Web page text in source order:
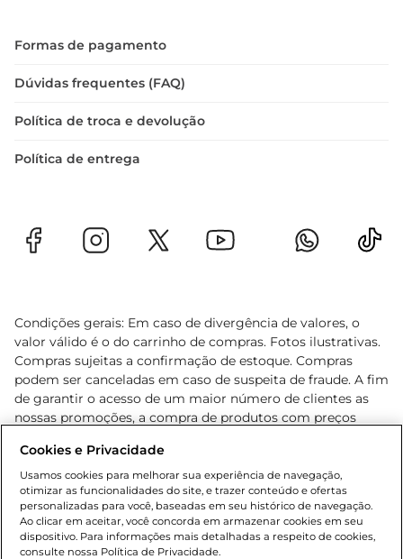
Formas de pagamento
Dúvidas frequentes (FAQ)
Política de troca e devolução
Política de entrega
Condições gerais: Em caso de divergência de valores, o
valor válido é o do carrinho de compras. Fotos ilustrativas.
Compras sujeitas a confirmação de estoque. Compras
podem ser canceladas em caso de suspeita de fraude. A fim
de garantir o acesso de um maior número de clientes as
nossas promoções, a compra de produtos com preços
cliente. Os preços, ofertas e condições são exclusivos para
o e-commerce e válidos durante o dia de hoje, podendo
sofrer alterações sem prévia notificação. Proibida a venda
de bebidas alcoólicas para menores de 18 anos, conforme
Lei n.º 8069/90, art. 81, inciso II (Estatuto da Criança e do
Adolescente). Preços e condições exclusivos para o
Cookies e Privacidade
Usamos cookies para melhorar sua experiência de navegação,
otimizar as funcionalidades do site, e trazer conteúdo e ofertas
personalizadas para você, baseadas em seu histórico de navegação.
Ao clicar em aceitar, você concorda em armazenar cookies em seu
dispositivo. Para informações mais detalhadas a respeito de cookies,
consulte nossa Política de Privacidade.